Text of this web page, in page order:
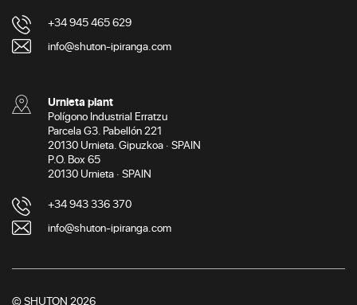
+34 945 465 629
info@shuton-ipiranga.com
Urnieta plant
Polígono Industrial Erratzu
Parcela G3. Pabellón 221
20130 Urnieta. Gipuzkoa · SPAIN
P.O. Box 65
20130 Urnieta · SPAIN
+34 943 336 370
info@shuton-ipiranga.com
© SHUTON 2026